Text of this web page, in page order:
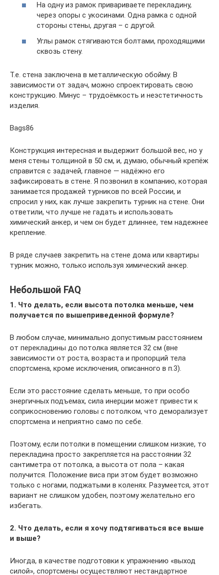
На одну из рамок привариваете перекладину,
через опоры с укосинами. Одна рамка с одной
стороны стены, другая – с другой.
Углы рамок стягиваются болтами, проходящими
сквозь стену.
Т.е. стена заключена в металлическую обойму. В
зависимости от задач, можно спроектировать свою
конструкцию. Минус – трудоёмкость и неэстетичность
изделия.
Bags86
Конструкция интересная и выдержит большой вес, но у
меня стены толщиной в 50 см, и, думаю, обычный крепёж
справится с задачей, главное — надёжно его
зафиксировать в стене. Я позвонил в компанию, которая
занимается продажей турников по всей России, и
спросил у них, как лучше закрепить турник на стене. Они
ответили, что лучше не гадать и использовать
химический анкер, и чем он будет длиннее, тем надежнее
крепление.
В ряде случаев закрепить на стене дома или квартиры
турник можно, только используя химический анкер.
Небольшой FAQ
1. Что делать, если высота потолка меньше, чем
получается по вышеприведенной формуле?
В любом случае, минимально допустимым расстоянием
от перекладины до потолка является 32 см (вне
зависимости от роста, возраста и пропорций тела
спортсмена, кроме исключения, описанного в п.3).
Если это расстояние сделать меньше, то при особо
энергичных подъемах, сила инерции может привести к
соприкосновению головы с потолком, что деморализует
спортсмена и неприятно само по себе.
Поэтому, если потолки в помещении слишком низкие, то
перекладина просто закрепляется на расстоянии 32
сантиметра от потолка, а высота от пола – какая
получится. Положение виса при этом будет возможно
только с ногами, поджатыми в коленях. Разумеется, этот
вариант не слишком удобен, поэтому желательно его
избегать.
2. Что делать, если я хочу подтягиваться все выше
и выше?
Иногда, в качестве подготовки к упражнению «выход
силой», спортсмены осуществляют нестандартное